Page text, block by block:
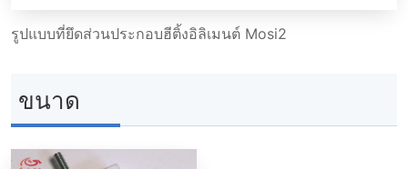
รูปแบบที่ยึดส่วนประกอบฮีติ้งอิลิเมนต์ Mosi2
ขนาด